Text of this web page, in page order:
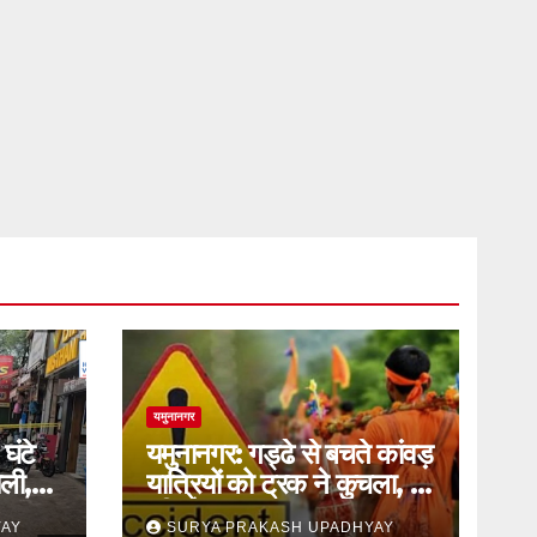
घंटे
यमुनानगर
यमुनानगर: गड्ढे से बचते कांवड़
यात्रियों को ट्रक ने कुचला, दो
की मौत
SURYA PRAKASH UPADHYAY